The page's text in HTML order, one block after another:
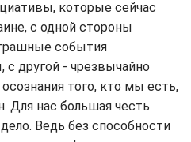
которые сейчас
с одной стороны
события
другой - чрезвычайно
того, кто мы есть,
Для нас большая честь
Ведь без способности